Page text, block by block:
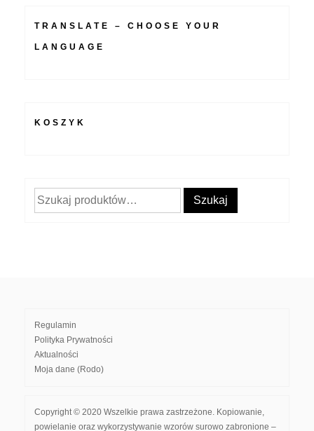
TRANSLATE – CHOOSE YOUR
LANGUAGE
KOSZYK
Szukaj: Szukaj
Regulamin
Polityka Prywatności
Aktualności
Moja dane (Rodo)
Copyright © 2020 Wszelkie prawa zastrzeżone. Kopiowanie,
powielanie oraz wykorzystywanie wzorów surowo zabronione –